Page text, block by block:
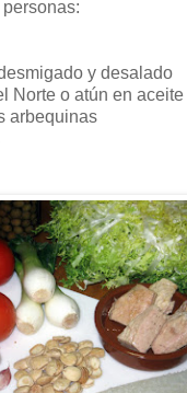
personas:
y desalado
Norte o atún en
arbequinas